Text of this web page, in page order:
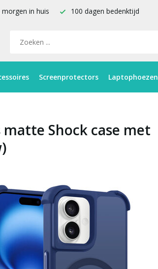
in huis 100 dagen bedenktijd
Screenprotectors Laptophoezen
matte Shock case met